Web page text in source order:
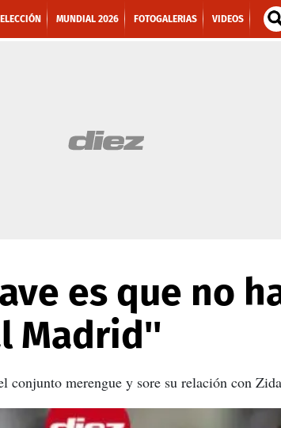
MUNDIAL 2026 FOTOGALERIAS VIDEOS
es que no
Madrid''
conjunto merengue y sore su relación con